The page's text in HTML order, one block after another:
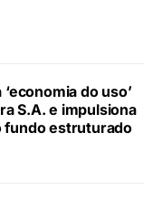
do uso’
S.A. e impulsiona
fundo estruturado